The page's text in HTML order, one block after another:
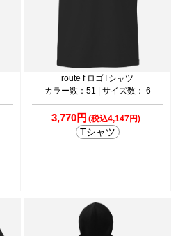
route f ロゴTシャツ
カラー数：51 | サイズ数： 6
3,770円 (税込4,147円)
Tシャツ